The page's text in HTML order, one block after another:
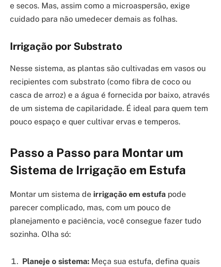
e secos. Mas, assim como a microaspersão, exige
cuidado para não umedecer demais as folhas.
Irrigação por Substrato
Nesse sistema, as plantas são cultivadas em vasos ou
recipientes com substrato (como fibra de coco ou
casca de arroz) e a água é fornecida por baixo, através
de um sistema de capilaridade. É ideal para quem tem
pouco espaço e quer cultivar ervas e temperos.
Passo a Passo para Montar um
Sistema de Irrigação em Estufa
Montar um sistema de irrigação em estufa pode
parecer complicado, mas, com um pouco de
planejamento e paciência, você consegue fazer tudo
sozinha. Olha só:
Planeje o sistema: Meça sua estufa, defina quais